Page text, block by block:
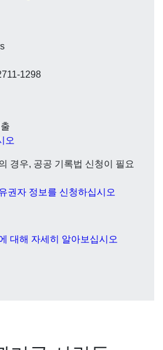
1298
오
경우, 공공 기록법 신청이 필요
권자 정보를 신청하십시오
대해 자세히 알아보십시오